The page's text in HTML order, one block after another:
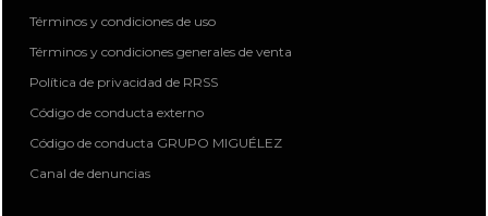
Términos y condiciones de uso
Términos y condiciones generales de venta
Política de privacidad de RRSS
Código de conducta externo
Código de conducta GRUPO MIGUÉLEZ
Canal de denuncias